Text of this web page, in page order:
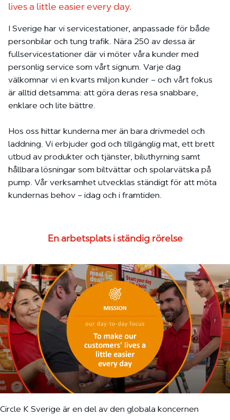
lives a little easier every day.
I Sverige har vi servicestationer, anpassade för både
personbilar och tung trafik. Nära 250 av dessa är
fullservicestationer där vi möter våra kunder med
personlig service som vårt signum. Varje dag
välkomnar vi en kvarts miljon kunder – och vårt fokus
är alltid detsamma: att göra deras resa snabbare,
enklare och lite bättre.
Hos oss hittar kunderna mer än bara drivmedel och
laddning. Vi erbjuder god och tillgänglig mat, ett brett
utbud av produkter och tjänster, biluthyrning samt
hållbara lösningar som biltvättar och spolarvätska på
pump. Vår verksamhet utvecklas ständigt för att möta
kundernas behov – idag och i framtiden.
En arbetsplats i ständig rörelse
Circle K Sverige är en del av den globala koncernen